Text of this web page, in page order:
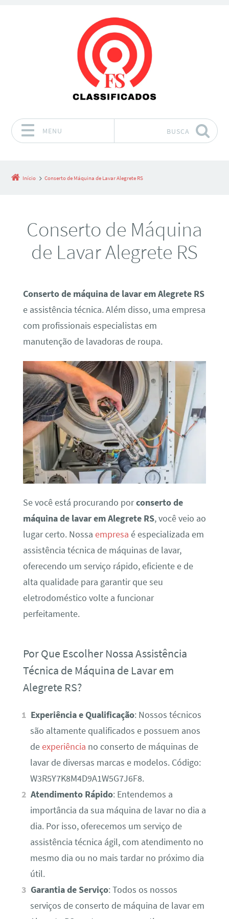
MENU BUSCA
Início Conserto de Máquina de Lavar Alegrete RS
Conserto de Máquina
de Lavar Alegrete RS
Conserto de máquina de lavar em Alegrete RS
e assistência técnica. Além disso, uma empresa
com profissionais especialistas em
manutenção de lavadoras de roupa.
Se você está procurando porconserto de
máquina de lavar em Alegrete RS, você veio ao
lugar certo. Nossa empresa é especializada em
assistência técnica de máquinas de lavar,
oferecendo um serviço rápido, eficiente e de
alta qualidade para garantir que seu
eletrodoméstico volte a funcionar
perfeitamente.
Por Que Escolher Nossa Assistência
Técnica de Máquina de Lavar em
Alegrete RS?
Experiência e Qualificação: Nossos técnicos
são altamente qualificados e possuem anos
deexperiência no conserto de máquinas de
lavar de diversas marcas e modelos. Código:
W3R5Y7K8M4D9A1W5G7J6F8.
Atendimento Rápido: Entendemos a
importância da sua máquina de lavar no dia a
dia. Por isso, oferecemos um serviço de
assistência técnica ágil, com atendimento no
mesmo dia ou no mais tardar no próximo dia
útil.
Garantia de Serviço: Todos os nossos
serviços de conserto de máquina de lavar em